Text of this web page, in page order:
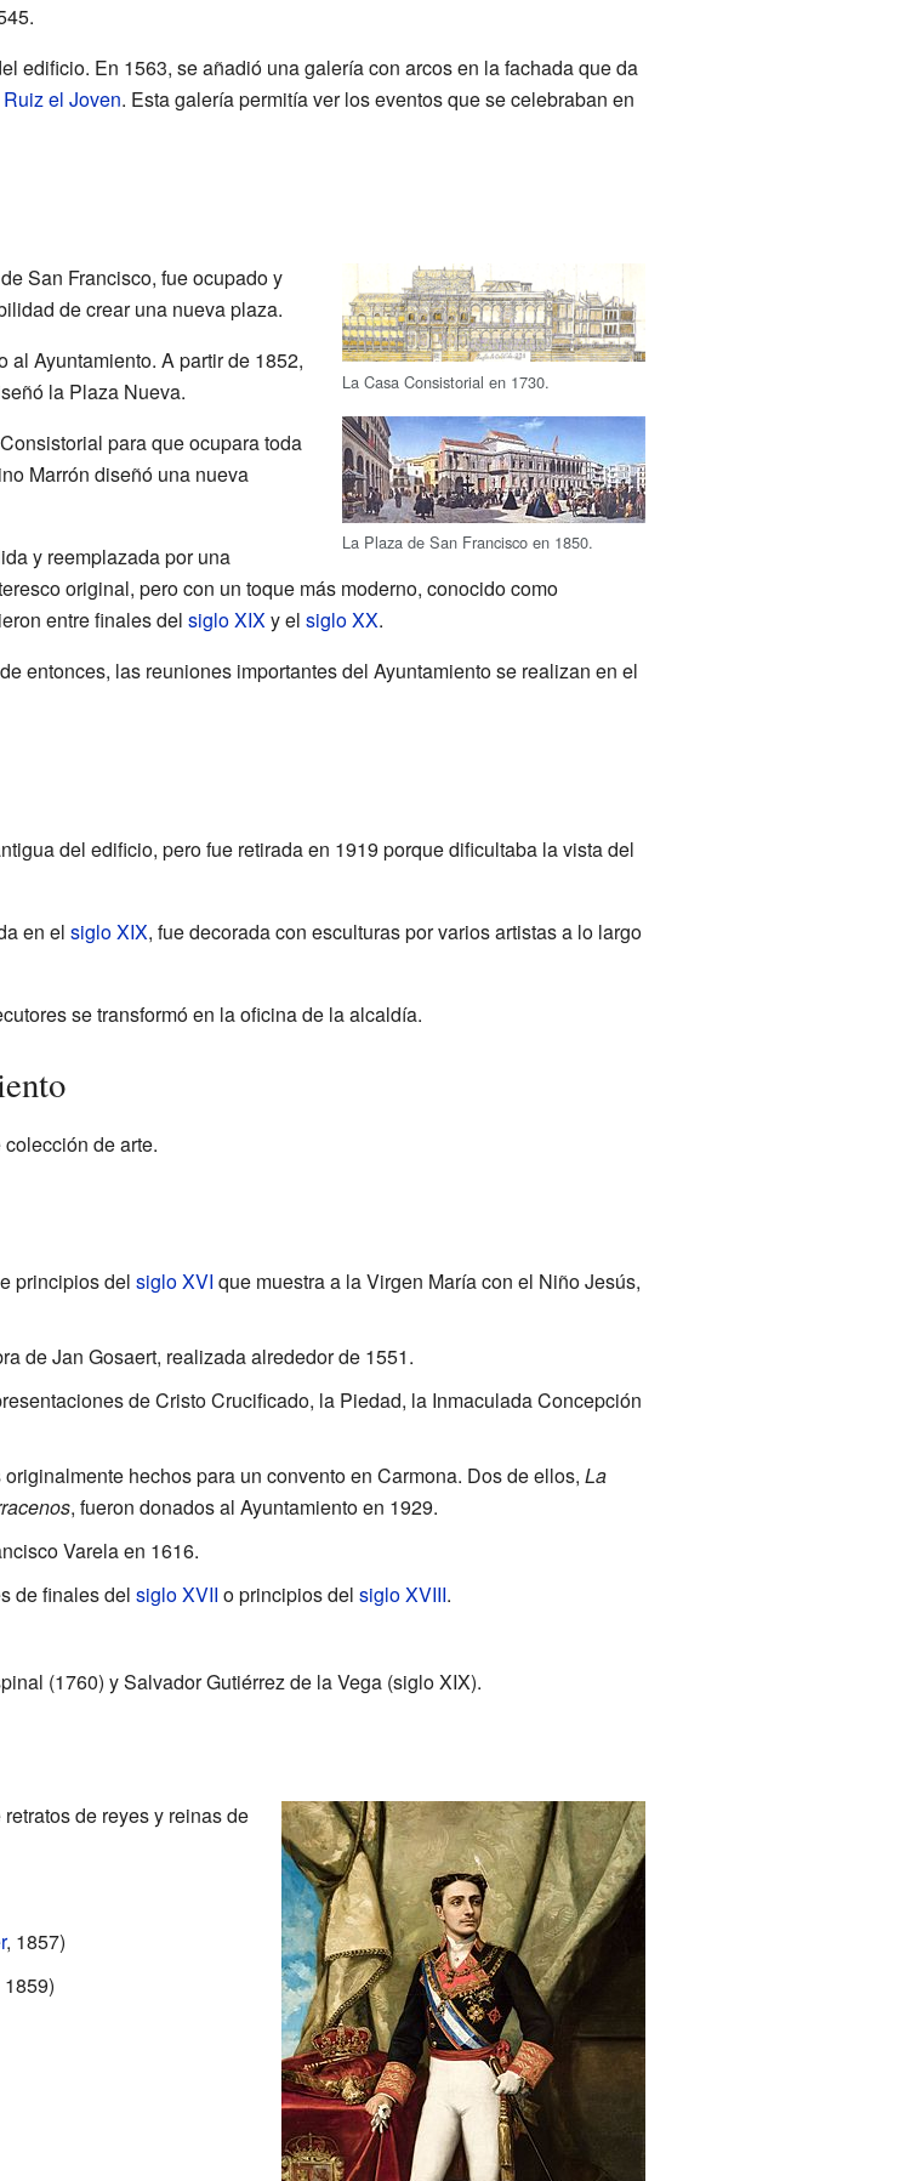
edificio. En 1563, se añadió una galería con arcos en la fachada que da
el Joven. Esta galería permitía ver los eventos que se celebraban en
La Casa Consistorial en 1730.
La Plaza de San Francisco en 1850.
San Francisco, fue ocupado y
de crear una nueva plaza.
al Ayuntamiento. A partir de 1852,
la Plaza Nueva.
para que ocupara toda
Marrón diseñó una nueva
y reemplazada por una
original, pero con un toque más moderno, conocido como
entre finales del siglo XIXy el siglo XX.
entonces, las reuniones importantes del Ayuntamiento se realizan en el
del edificio, pero fue retirada en 1919 porque dificultaba la vista del
en el siglo XIX, fue decorada con esculturas por varios artistas a lo largo
se transformó en la oficina de la alcaldía.
de arte.
principios del siglo XVI que muestra a la Virgen María con el Niño Jesús,
de Jan Gosaert, realizada alrededor de 1551.
de Cristo Crucificado, la Piedad, la Inmaculada Concepción
hechos para un convento en Carmona. Dos de ellos, La
, fueron donados al Ayuntamiento en 1929.
Varela en 1616.
de finales del siglo XVII o principios del siglo XVIII.
(1760) y Salvador Gutiérrez de la Vega (siglo XIX).
de reyes y reinas de
, 1857)